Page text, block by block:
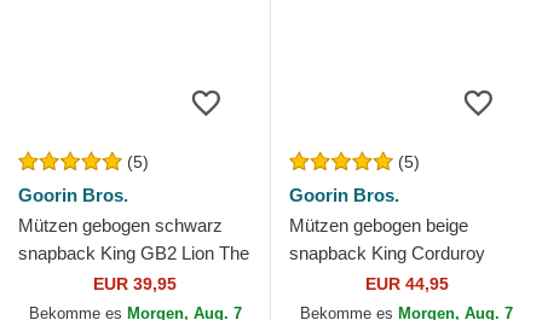
(5)
Goorin Bros.
Mützen gebogen schwarz
snapback King GB2 Lion The
Rocker The Farm Goorin
Bros.
EUR 39,95
Bekomme es Morgen, Aug. 7
(5)
Goorin Bros.
Mützen gebogen beige
snapback King Corduroy
Camo The Farm Goorin
Bros.
EUR 44,95
Bekomme es Morgen, Aug. 7